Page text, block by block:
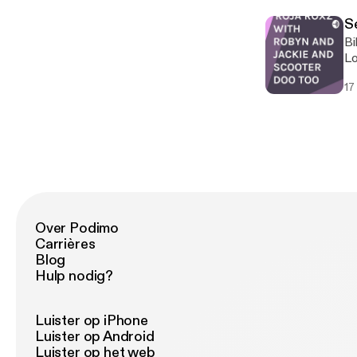
Bills
Over Podimo
Carrières
Blog
Hulp nodig?
Luister op iPhone
Luister op Android
Luister op het web